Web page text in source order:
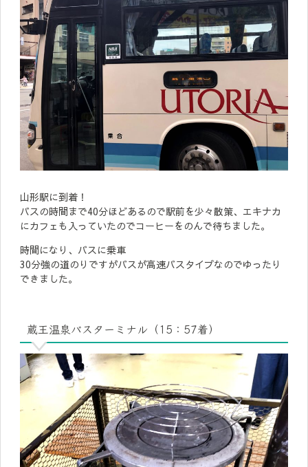
山形駅に到着！
バスの時間まで40分ほどあるので駅前を少々散策、エキナカ
にカフェも入っていたのでコーヒーをのんで待ちました。
時間になり、バスに乗車
30分強の道のりですがバスが高速バスタイプなのでゆったり
できました。
蔵王温泉バスターミナル（15：57着）